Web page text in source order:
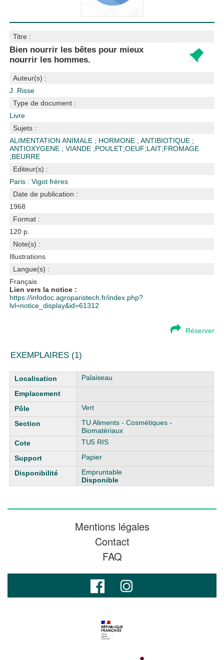
Titre :
Bien nourrir les bêtes pour mieux
nourrir les hommes.
Auteur(s) :
J. Risse
Type de document :
Livre
Sujets :
ALIMENTATION ANIMALE ; HORMONE ;ANTIBIOTIQUE ;
ANTIOXYGENE ;VIANDE ;POULET;OEUF;LAIT;FROMAGE
;BEURRE
Editeur(s) :
Paris : Vigot frères
Date de publication :
1968
Format :
120 p.
Note(s) :
Illustrations
Langue(s) :
Français
Lien vers la notice :
https://infodoc.agroparistech.fr/index.php?
lvl=notice_display&id=61312
Réserver
EXEMPLAIRES (1)
Liste des exemplaires Palaiseau
Vert
TU Aliments - Cosmétiques -
Biomatériaux
TU5 RIS
Papier
Empruntable
Disponible
Mentions légales
Contact
FAQ